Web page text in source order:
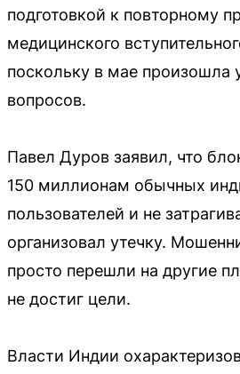
подготовкой к повторному
медицинского
поскольку в мае произошла
вопросов.
Павел Дуров заявил, что
150 миллионам обычных
пользователей и не
организовал утечку.
просто перешли на другие
не достиг цели.
Власти Индии